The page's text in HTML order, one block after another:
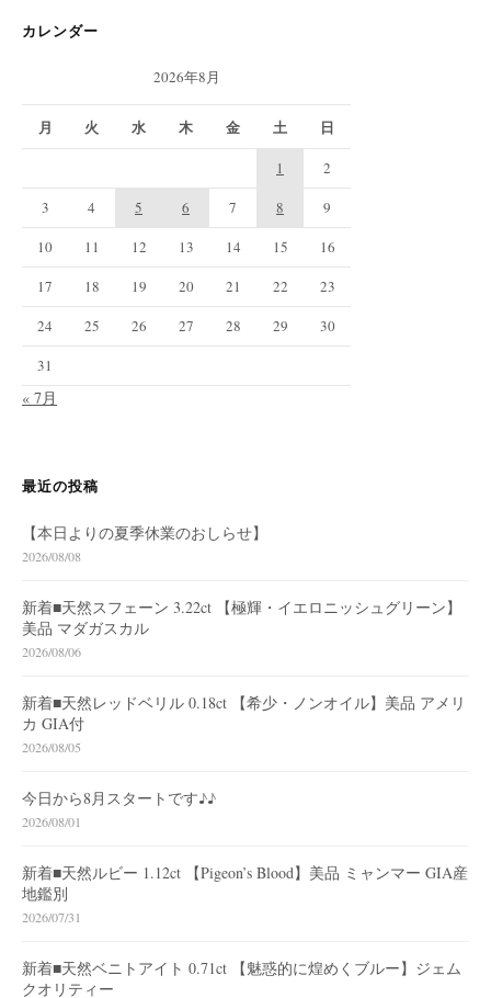
カレンダー
2026年8月
月 火 水 木 金 土 日
1
2
3
4 5 6 7 8
9
10
11 12 13 14 15
16
17
18 19 20 21 22
23
24
25 26 27 28 29
30
31
« 7月
最近の投稿
【本日よりの夏季休業のおしらせ】
2026/08/08
新着■天然スフェーン 3.22ct 【極輝・イエロニッシュグリーン】
美品 マダガスカル
2026/08/06
新着■天然レッドベリル 0.18ct 【希少・ノンオイル】美品 アメリ
カ GIA付
2026/08/05
今日から8月スタートです♪♪
2026/08/01
新着■天然ルビー 1.12ct 【Pigeon’s Blood】美品 ミャンマー GIA産
地鑑別
2026/07/31
新着■天然ベニトアイト 0.71ct 【魅惑的に煌めくブルー】ジェム
クオリティー